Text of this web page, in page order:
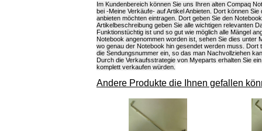
Im Kundenbereich können Sie uns Ihren alten Compaq
bei -Meine Verkäufe- auf Artikel Anbieten. Dort können
anbieten möchten eintragen. Dort geben Sie den
Artikelbeschreibung geben Sie alle wichtigen relevanten
Funktionstüchtig ist und so gut wie möglich alle Mängel
Notebook angenommen worden ist, sehen Sie dies unter
wo genau der Notebook hin gesendet werden muss.
die Sendungsnummer ein, so das man Nachvollziehen
Durch die Verkaufsstrategie von Myeparts erhalten Sie
komplett verkaufen würden.
Andere Produkte die Ihnen gefallen